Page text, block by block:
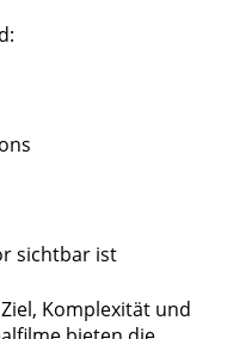
sichtbar ist
Komplexität und